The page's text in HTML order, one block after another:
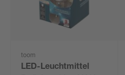
toom
LED-Leuchtmittel